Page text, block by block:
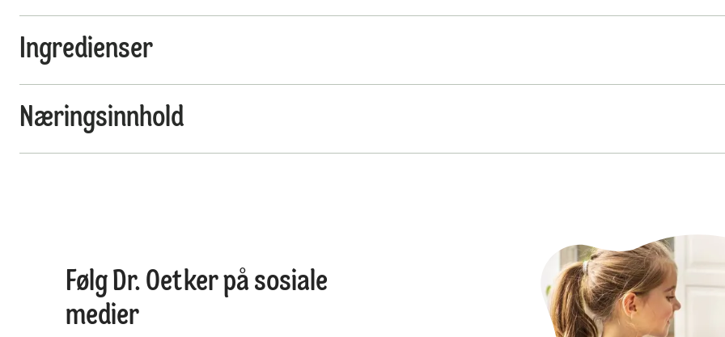
Ingredienser
Næringsinnhold
Følg Dr. Oetker på sosiale
medier